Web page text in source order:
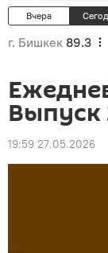
Вчера
г. Бишкек 89.3
Выпуск
19:59 27.05.2026